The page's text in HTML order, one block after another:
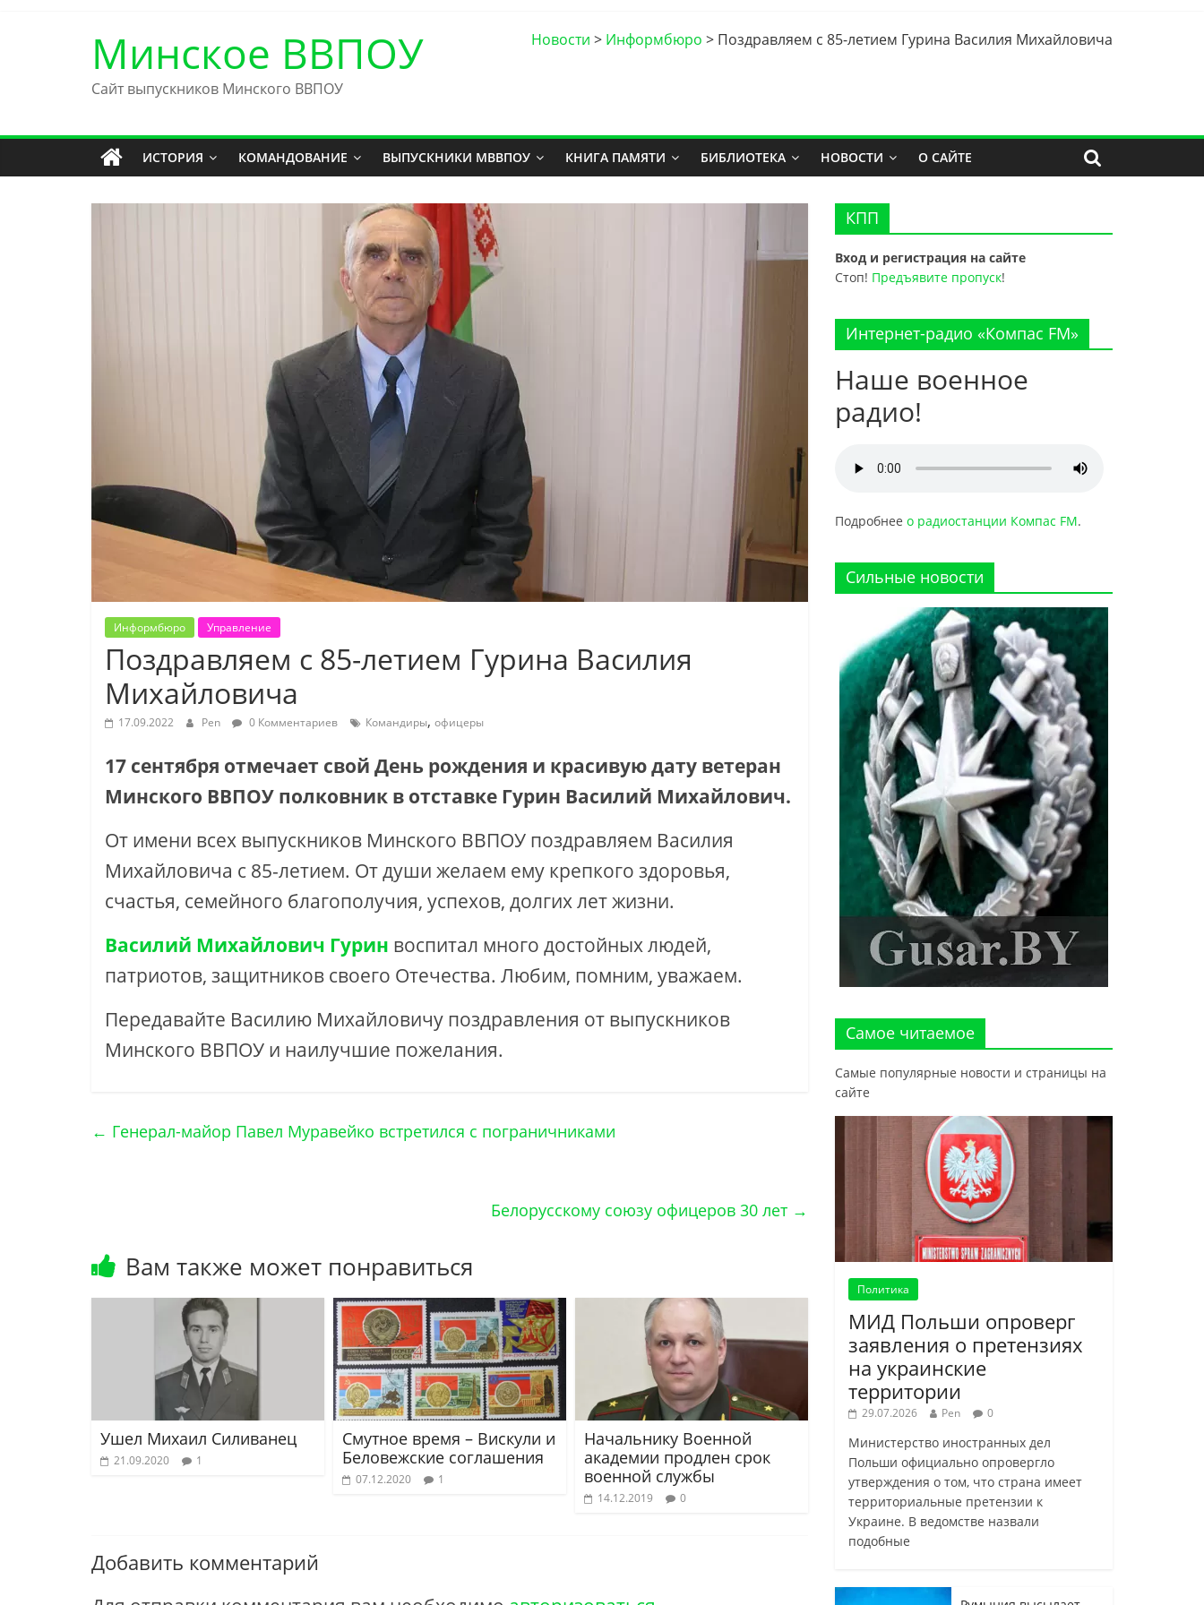
Минское ВВПОУ
Сайт выпускников Минского ВВПОУ
Новости > Информбюро > Поздравляем с 85-летием Гурина Василия Михайловича
ИСТОРИЯ КОМАНДОВАНИЕ ВЫПУСКНИКИ МВВПОУ КНИГА ПАМЯТИ БИБЛИОТЕКА НОВОСТИ О САЙТЕ
Информбюро Управление
Поздравляем с 85-летием Гурина Василия
Михайловича
17.09.2022 Pen 0 Комментариев Командиры, офицеры
17 сентября отмечает свой День рождения и красивую дату ветеран
Минского ВВПОУ полковник в отставке Гурин Василий Михайлович.
От имени всех выпускников Минского ВВПОУ поздравляем Василия
Михайловича с 85-летием. От души желаем ему крепкого здоровья,
счастья, семейного благополучия, успехов, долгих лет жизни.
Василий Михайлович Гурин воспитал много достойных людей,
патриотов, защитников своего Отечества. Любим, помним, уважаем.
Передавайте Василию Михайловичу поздравления от выпускников
Минского ВВПОУ и наилучшие пожелания.
← Генерал-майор Павел Муравейко встретился с пограничниками
Белорусскому союзу офицеров 30 лет →
Вам также может понравиться
Ушел Михаил Силиванец
21.09.2020 1
Смутное время – Вискули и
Беловежские соглашения
07.12.2020 1
Начальнику Военной
академии продлен срок
военной службы
14.12.2019 0
Добавить комментарий
КПП
Вход и регистрация на сайте
Стоп! Предъявите пропуск!
Интернет-радио «Компас FM»
Наше военное
радио!
Подробнее о радиостанции Компас FM.
Сильные новости
Самое читаемое
Самые популярные новости и страницы на
сайте
Политика
МИД Польши опроверг
заявления о претензиях
на украинские
территории
29.07.2026 Pen 0
Министерство иностранных дел
Польши официально опровергло
утверждения о том, что страна имеет
территориальные претензии к
Украине. В ведомстве назвали
подобные